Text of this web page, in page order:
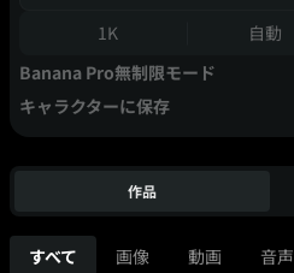
1K 自動
Banana Pro無制限モード
キャラクターに保存
作品
すべて 画像 動画 音声